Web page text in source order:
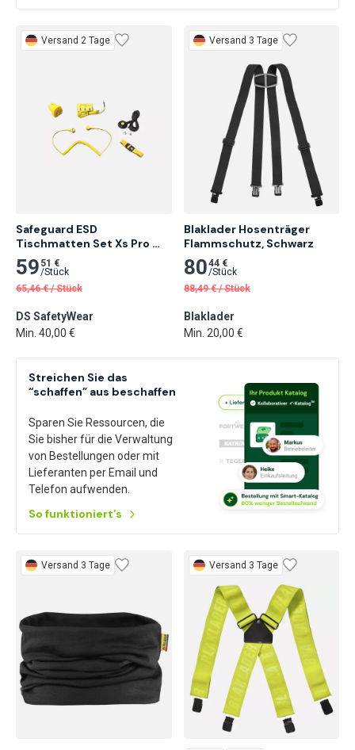
Streichen Sie das
“schaffen” aus beschaffen
Sparen Sie Ressourcen, die
Sie bisher für die Verwaltung
von Bestellungen oder mit
Lieferanten per Email und
Telefon aufwenden.
So funktioniert’s
Versand 2 Tage
Safeguard ESD
Tischmatten Set Xs Pro
Plus, Grau
59 51 €
/Stück
65,46 € /Stück
DS SafetyWear
Min. 40,00 €
Versand 3 Tage
Blaklader Hosenträger
Flammschutz, Schwarz
8044 €
/Stück
88,49 € /Stück
Blaklader
Min. 20,00 €
Versand 3 Tage Versand 3 Tage